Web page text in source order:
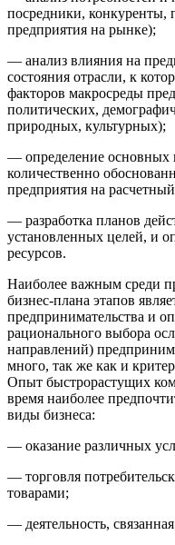
посредники, конкуренты,
предприятия на рынке);
— анализ влияния на
состояния отрасли, к
факторов макросреды
политических,
природных, культурных);
— определение основных
количественно
предприятия на
— разработка планов
установленных целей, и
ресурсов.
Наиболее важным среди
бизнес-плана этапов
предпринимательства и
рационального выбора
направлений)
много, так же как и
Опыт быстрорастущих
время наиболее
виды бизнеса:
— оказание различных
— торговля
товарами;
— деятельность,